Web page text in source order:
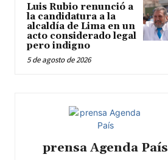
Luis Rubio renunció a
la candidatura a la
alcaldía de Lima en un
acto considerado legal
pero indigno
5 de agosto de 2026
prensa Agenda País